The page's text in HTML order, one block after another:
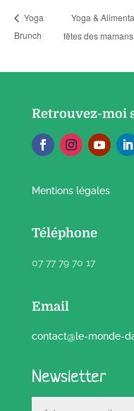
Yoga
Brunch
Yoga &
fêtes des
Retrouvez-moi
Mentions légales
Téléphone
07 77 79 70 17
Email
contact@le-monde-
Newsletter